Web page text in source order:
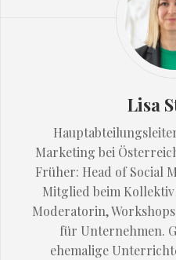
Lisa
Marketing bei
Früher: Head of Social
Mitglied beim Kollektiv
Moderatorin,
für Unternehmen.
ehemalige